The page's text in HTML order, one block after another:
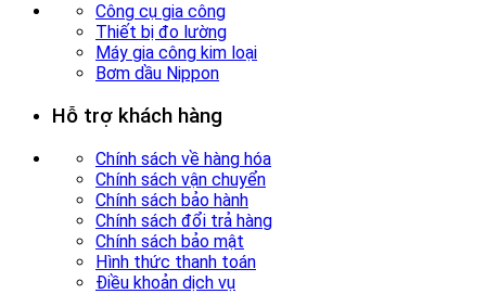
Công cụ gia công
Thiết bị đo lường
Máy gia công kim loại
Bơm dầu Nippon
Hỗ trợ khách hàng
Chính sách về hàng hóa
Chính sách vận chuyển
Chính sách bảo hành
Chính sách đổi trả hàng
Chính sách bảo mật
Hình thức thanh toán
Điều khoản dịch vụ